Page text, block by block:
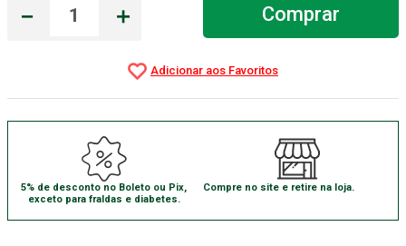
＋
－ Comprar
5% de desconto no Boleto ou Pix,
exceto para fraldas e diabetes.
Compre no site e retire na loja.
Cadeira Banho